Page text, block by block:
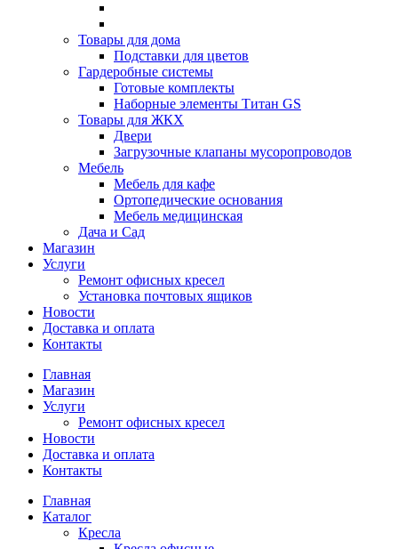
Товары для дома
Подставки для цветов
Гардеробные системы
Готовые комплекты
Наборные элементы Титан GS
Товары для ЖКХ
Двери
Загрузочные клапаны мусоропроводов
Мебель
Мебель для кафе
Ортопедические основания
Мебель медицинская
Дача и Сад
Магазин
Услуги
Ремонт офисных кресел
Установка почтовых ящиков
Новости
Доставка и оплата
Контакты
Главная
Магазин
Услуги
Ремонт офисных кресел
Новости
Доставка и оплата
Контакты
Главная
Каталог
Кресла